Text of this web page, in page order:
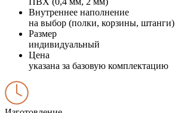
Внутреннее наполнение
на выбор (полки, корзины, штанги)
Размер
индивидуальный
Цена
указана за базовую комплектацию